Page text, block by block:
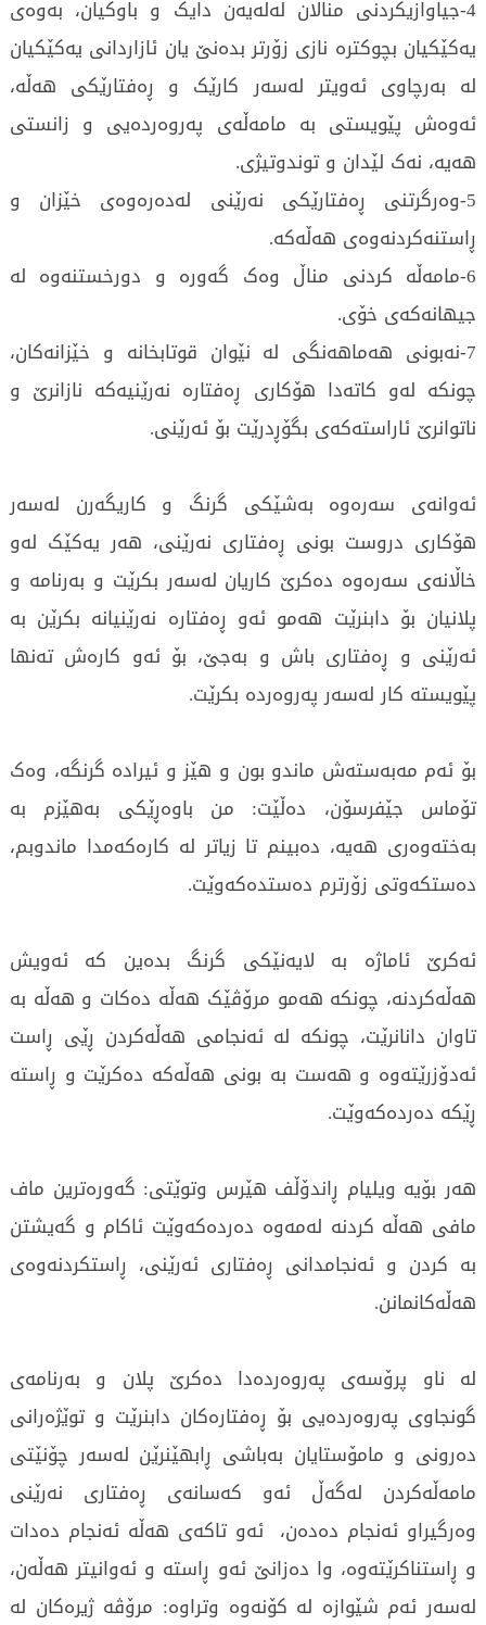
4-جیاوازیکردنی مناڵان لەلەیەن دایک و باوکیان، بەوەی
یەکێکیان بچوکترە نازی زۆرتر بدەنێ یان ئازاردانی یەکێکیان
لە بەرچاوی ئەویتر لەسەر کارێک و ڕەفتارێکی هەڵە،
ئەوەش پێویستی بە مامەڵەی پەروەردەیی و زانستی
هەیە، نەک لێدان و توندوتیژی.
5-وەرگرتنی ڕەفتارێکی نەرێنی لەدەرەوەی خێزان و
ڕاستنەکردنەوەی هەڵەکە.
6-مامەڵە کردنی مناڵ وەک گەورە و دورخستنەوە لە
جیهانەکەی خۆی.
7-نەبونی هەماهەنگی لە نێوان قوتابخانە و خێزانەکان،
چونکە لەو کاتەدا هۆکاری ڕەفتارە نەرێنیەکە نازانرێ و
ناتوانرێ ئاراستەکەی بگۆڕدرێت بۆ ئەرێنی.
ئەوانەی سەرەوە بەشێکی گرنگ و کاریگەرن لەسەر
هۆکاری دروست بونی ڕەفتاری نەرێنی، هەر یەکێک لەو
خاڵانەی سەرەوە دەکرێ کاریان لەسەر بکرێت و بەرنامە و
پلانیان بۆ دابنرێت هەمو ئەو ڕەفتارە نەرێنیانە بکرێن بە
ئەرێنی و ڕەفتاری باش و بەجێ، بۆ ئەو کارەش تەنها
پێویستە کار لەسەر پەروەردە بکرێت.
بۆ ئەم مەبەستەش ماندو بون و ‌هێز و ئیرادە گرنگە، وەک
تۆماس جێفرسۆن، دەڵێت: من باوەڕێکی بەهێزم بە
بەختەوەری هەیە، دەبینم تا زیاتر لە کارەکەمدا ماندوبم،
دەستکەوتی زۆرترم دەستدەکەوێت.
ئەکرێ ئاماژە بە لایەنێکی گرنگ بدەین کە ئەویش
هەڵەکردنە، چونکە هەمو مرۆڤێک هەڵە دەکات و هەڵە بە
تاوان دانانرێت، چونکە لە ئەنجامی هەڵەکردن ڕێی ڕاست
ئەدۆزرێتەوە و هەست بە بونی هەڵەکە دەکرێت و ڕاستە
ڕێکە دەردەکەوێت.
هەر بۆیە ویلیام ڕاندۆڵف هێرس وتوێتی: گەورەترین ماف
مافی هەڵە کردنە لەمەوە دەردەکەوێت ئاکام و گەیشتن
بە کردن و ئەنجامدانی ڕەفتاری ئەرێنی، ڕاستکردنەوەی
هەڵەکانمانن.
لە ناو پرۆسەی پەروەردەدا دەکرێ پلان و بەرنامەی
گونجاوی پەروەردەیی بۆ ڕەفتارەکان دابنرێت و توێژەرانی
دەرونی و مامۆستایان بەباشی ڕابهێنرێن لەسەر چۆنێتی
مامەڵەکردن لەگەڵ ئەو کەسانەی ڕەفتاری نەرێنی
وەرگیراو ئەنجام دەدەن، ئەو تاکەی هەڵە ئەنجام دەدات
و ڕاستناکرێتەوە، وا دەزانێ ئەو ڕاستە و ئەوانیتر هەڵەن،
لەسەر ئەم شێوازە لە کۆنەوە وتراوە: مرۆڤە ژیرەکان لە